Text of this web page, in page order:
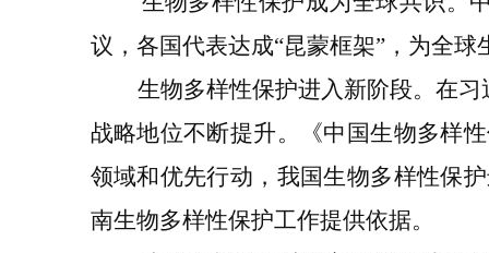
议，各国代表达成“昆蒙框架”，为全球
生物多样性保护进入新阶段。 在习
战略地位不断提升。
《中国生物多样
领域和优先行动 ，我国生物多样性保
南生物多样性保护工作提供依据。